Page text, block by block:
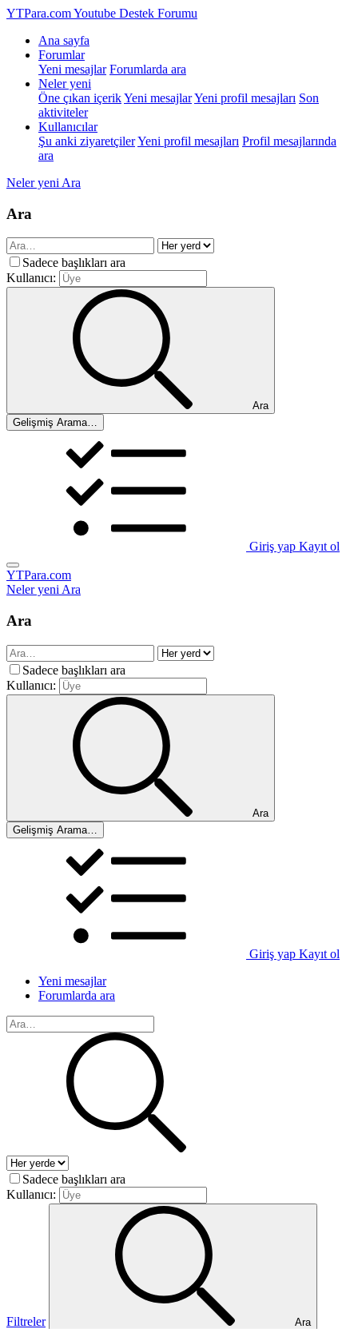
YTPara.comYoutube Destek Forumu
Ana sayfa
Forumlar
Yeni mesajlar Forumlarda ara
Neler yeni
Öne çıkan içerikYeni mesajlarYeni profil mesajları Son
aktiviteler
Kullanıcılar
Şu anki ziyaretçilerYeni profil mesajları Profil mesajlarında
ara
Neler yeni Ara
Ara
Sadece başlıkları ara
Kullanıcı:
Ara
Gelişmiş Arama…
Giriş yap Kayıt ol
YTPara.com
Neler yeniAra
Ara
Sadece başlıkları ara
Kullanıcı:
Ara
Gelişmiş Arama…
Giriş yap Kayıt ol
Yeni mesajlar
Forumlarda ara
Sadece başlıkları ara
Kullanıcı:
Filtreler Ara